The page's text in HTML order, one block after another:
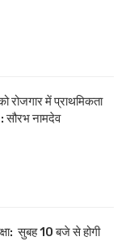
रोजगार में प्राथमिकता
सौरभ नामदेव
सुबह 10 बजे से होगी